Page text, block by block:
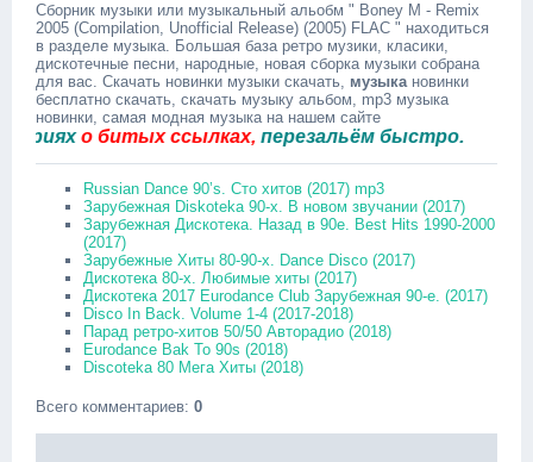
Сборник музыки или музыкальный альобм " Boney M - Remix
2005 (Compilation, Unofficial Release) (2005) FLAC " находиться
в разделе музыка. Большая база ретро музики, класики,
дискотечные песни, народные, новая сборка музыки собрана
для вас. Скачать новинки музыки скачать, музыкановинки
бесплатно скачать, скачать музыку альбом, mp3 музыка
новинки, самая модная музыка на нашем сайте
о битых ссылках,перезальём быстро.
Russian Dance 90’s. Сто хитов (2017) mp3
Зарубежная Diskoteka 90-х. В новом звучании (2017)
Зарубежная Дискотека. Назад в 90е. Best Hits 1990-2000
(2017)
Зарубежные Хиты 80-90-х. Dance Disco (2017)
Дискотека 80-х. Любимые хиты (2017)
Дискотека 2017 Eurodance Club Зарубежная 90-е. (2017)
Disco In Back. Volume 1-4 (2017-2018)
Парад ретро-хитов 50/50 Авторадио (2018)
Eurodance Bak To 90s (2018)
Discoteka 80 Мега Хиты (2018)
Всего комментариев: 0